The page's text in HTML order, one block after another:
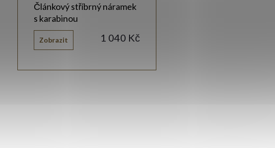
Článkový stříbrný náramek
s karabinou
1 040 Kč
Zobrazit